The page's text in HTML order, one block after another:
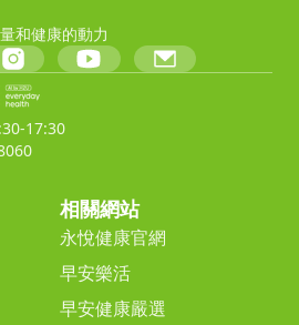
和健康的動力
17:30
相關網站
永悅健康官網
早安樂活
早安健康嚴選